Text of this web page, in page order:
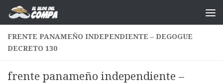
Saltar al contenido
FRENTE PANAMEÑO INDEPENDIENTE – DEGOGUE
DECRETO 130
frente panameño independiente –